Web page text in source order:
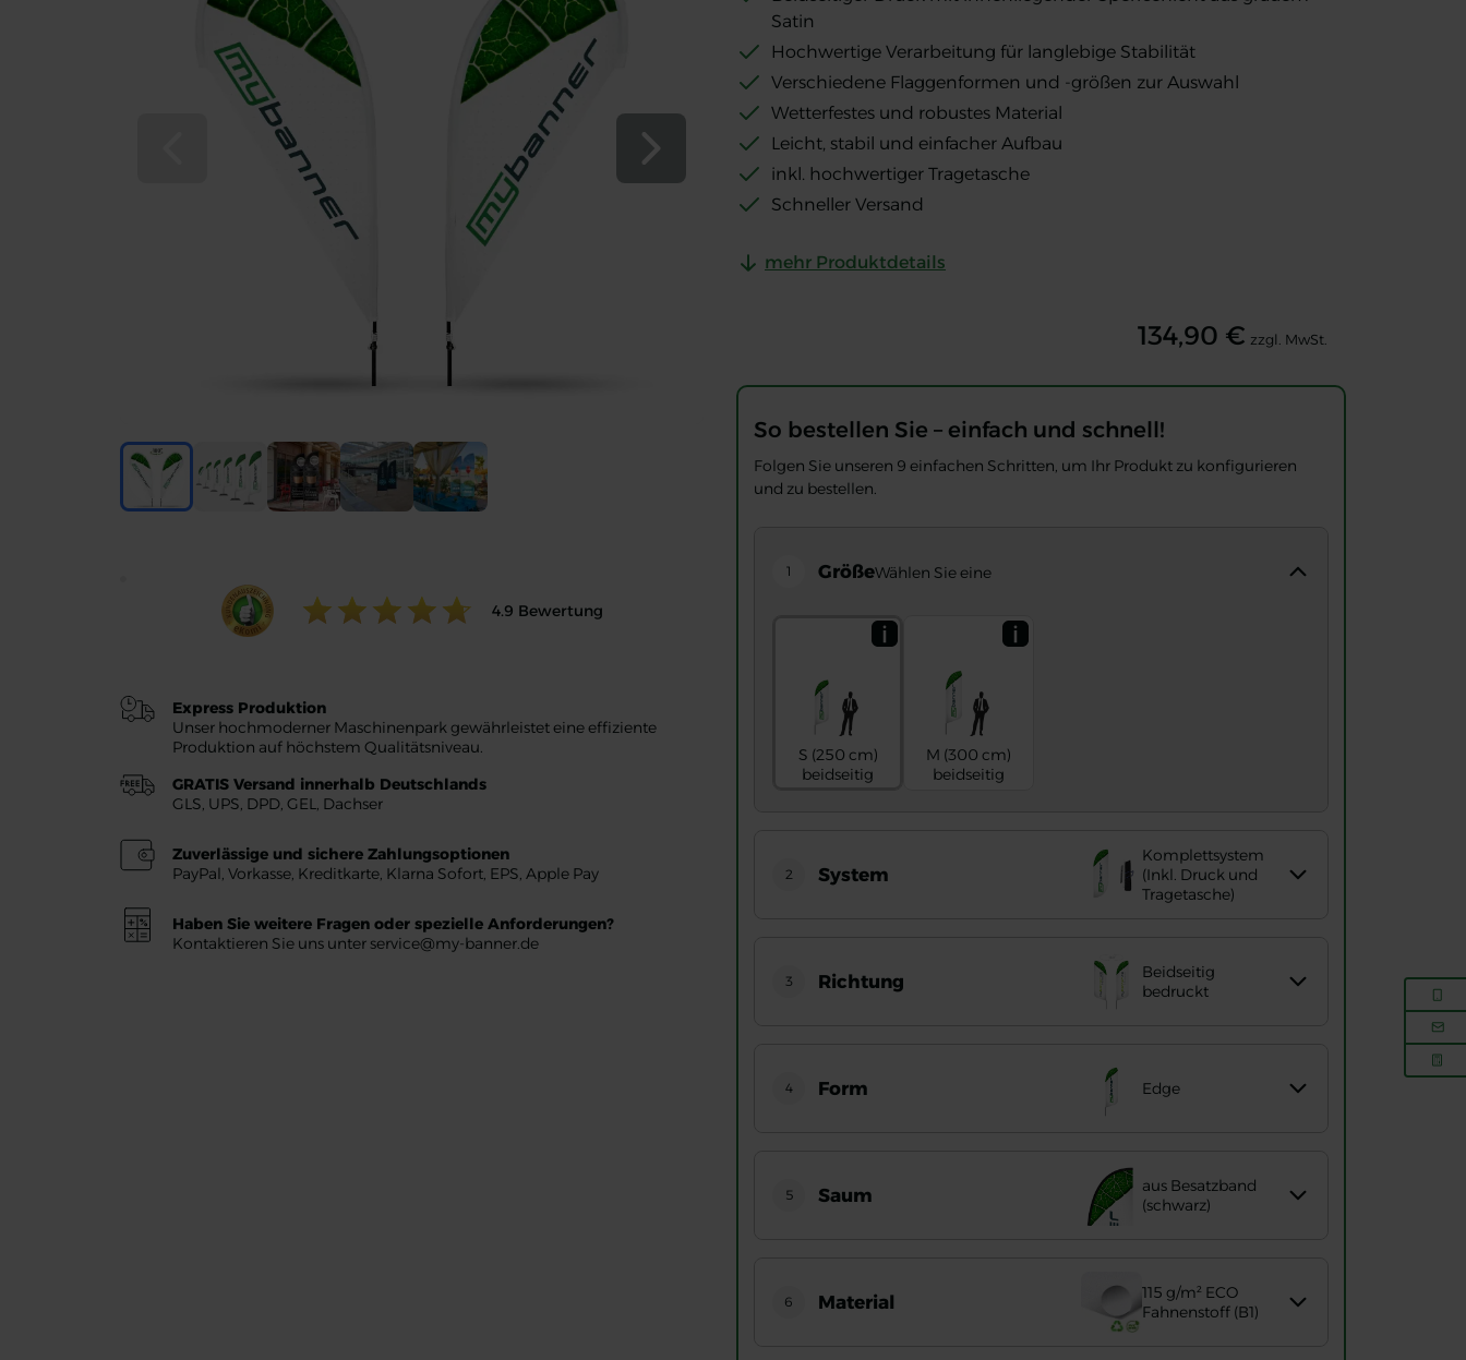
Nächste Folie
Beachflag Premium beidseitig (ECO-Line)
Beachflag Premium beidseitig (ECO-Line)
Beachflag Premium beidseitig (ECO-Line)
Beachflag Premium beidseitig (ECO-Line)
Beachflag Premium beidseitig (ECO-Line)
Beachflag Premium beidseitig (ECO-Line)
Beachflag Premium beidseitig (ECO-Line)
Beachflag Premium beidseitig (ECO-Line)
Beachflag Premium beidseitig (ECO-Line)
Beachflag Premium beidseitig (ECO-Line)
Ratings value:
4.9 Bewertung
Express Produktion
Unser hochmoderner Maschinenpark gewährleistet eine effiziente
Produktion auf höchstem Qualitätsniveau.
GRATIS Versand innerhalb Deutschlands
GLS, UPS, DPD, GEL, Dachser
Zuverlässige und sichere Zahlungsoptionen
PayPal, Vorkasse, Kreditkarte, Klarna Sofort, EPS, Apple Pay
Haben Sie weitere Fragen oder spezielle Anforderungen?
Kontaktieren Sie uns unter service@my-banner.de
Satin
Hochwertige Verarbeitung für langlebige Stabilität
Verschiedene Flaggenformen und -größen zur Auswahl
Wetterfestes und robustes Material
Leicht, stabil und einfacher Aufbau
inkl. hochwertiger Tragetasche
Schneller Versand
mehr Produktdetails
134,90 € zzgl. MwSt.
So bestellen Sie – einfach und schnell!
Folgen Sie unseren 9 einfachen Schritten, um Ihr Produkt zu konfigurieren
und zu bestellen.
1 GrößeWählen Sie eine
mention
S (250 cm)
beidseitig
mention
M (300 cm)
beidseitig
2 System
Komplettsystem
(Inkl. Druck und
Tragetasche)
3 Richtung
Beidseitig
bedruckt
4 Form Edge
5 Saum
aus Besatzband
(schwarz)
6 Material
115 g/m² ECO
Fahnenstoff (B1)